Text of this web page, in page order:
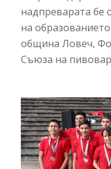
надпреварата бе
на
община Ловеч,
Съюза на